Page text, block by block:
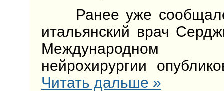
Ранее уже
итальянский врач
нейрохирургии
Читать дальше »